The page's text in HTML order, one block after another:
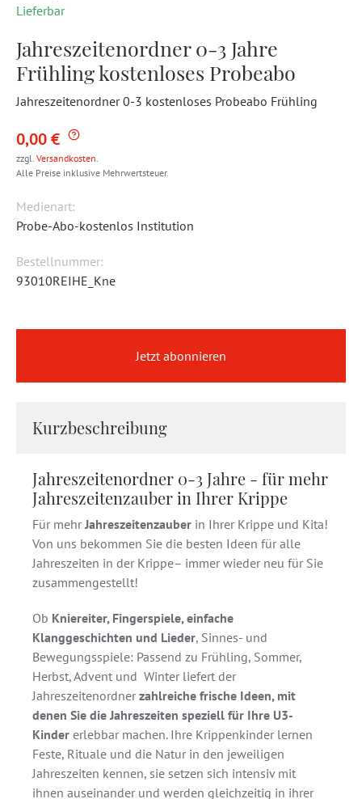
Lieferbar
Jahreszeitenordner 0-3 Jahre
Frühling kostenloses Probeabo
Jahreszeitenordner 0-3 kostenloses Probeabo Frühling
0,00 €
zzgl. Versandkosten.
Alle Preise inklusive Mehrwertsteuer.
Medienart:
Probe-Abo-kostenlos Institution
Bestellnummer:
93010REIHE_Kne
Jetzt abonnieren
Kurzbeschreibung
Jahreszeitenordner 0-3 Jahre - für mehr
Jahreszeitenzauber in Ihrer Krippe
Für mehrJahreszeitenzauber in Ihrer Krippe und Kita!
Von uns bekommen Sie die besten Ideen für alle
Jahreszeiten in der Krippe– immer wieder neu für Sie
zusammengestellt!
Ob Kniereiter, Fingerspiele, einfache
Klanggeschichten und Lieder, Sinnes- und
Bewegungsspiele: Passend zu Frühling, Sommer,
Herbst, Advent und Winter liefert der
Jahreszeitenordner zahlreiche frische Ideen, mit
denen Sie die Jahreszeiten speziell für Ihre U3-
Kinder erlebbar machen. Ihre Krippenkinder lernen
Feste, Rituale und die Natur in den jeweiligen
Jahreszeiten kennen, sie setzen sich intensiv mit
ihnen auseinander und werden gleichzeitig in ihrer